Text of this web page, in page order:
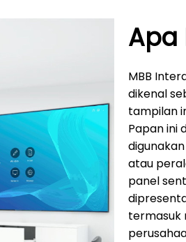
Apa
MBB
dikenal
tampilan
Papan ini
atau
panel
termasuk